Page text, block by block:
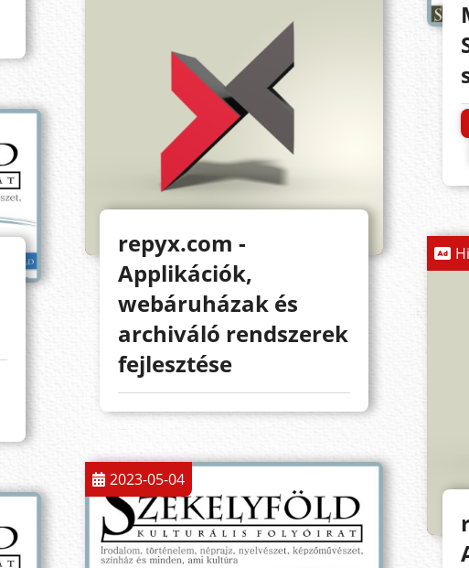
repyx.com -
Applikációk,
webáruházak és
archiváló rendszerek
fejlesztése
2023-05-04